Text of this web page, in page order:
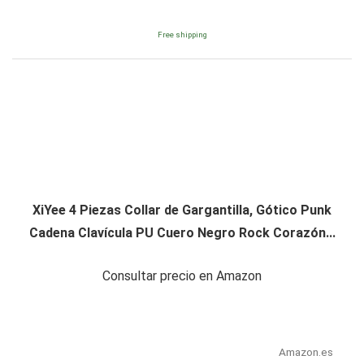
Free shipping
XiYee 4 Piezas Collar de Gargantilla, Gótico Punk
Cadena Clavícula PU Cuero Negro Rock Corazón...
Consultar precio en Amazon
Amazon.es